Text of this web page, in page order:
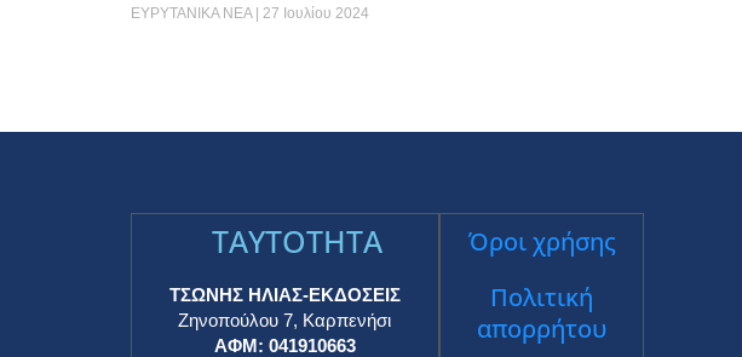
ΕΥΡΥΤΑΝΙΚΑ ΝΕΑ 27 Ιουλίου 2024
TAYTOTHTA
ΤΣΩΝΗΣ ΗΛΙΑΣ-ΕΚΔΟΣΕΙΣ
Ζηνοπούλου 7, Καρπενήσι
ΑΦΜ: 041910663
Όροι χρήσης
Πολιτική
απορρήτου